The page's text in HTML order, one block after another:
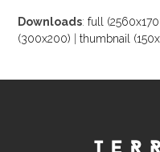
Downloads:full
(300x200) |thumbnail